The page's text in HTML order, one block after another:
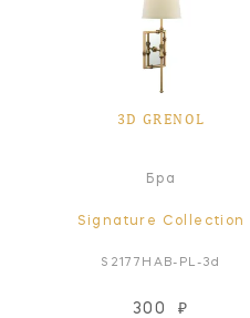
3D GRENOL
Бра
Signature Collection
S2177HAB-PL-3d
300 ₽